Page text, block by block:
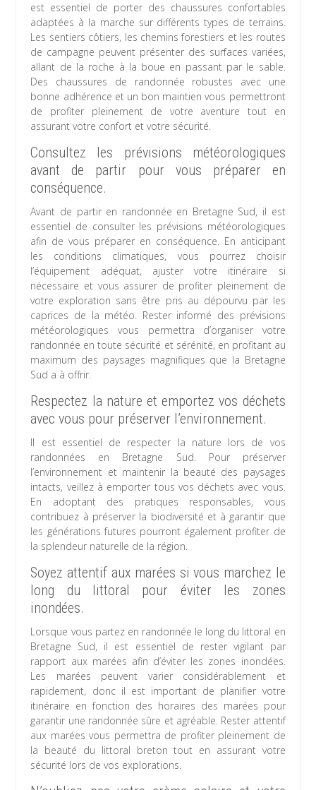
est essentiel de porter des chaussures confortables
adaptées à la marche sur différents types de terrains.
Les sentiers côtiers, les chemins forestiers et les routes
de campagne peuvent présenter des surfaces variées,
allant de la roche à la boue en passant par le sable.
Des chaussures de randonnée robustes avec une
bonne adhérence et un bon maintien vous permettront
de profiter pleinement de votre aventure tout en
assurant votre confort et votre sécurité.
Consultez les prévisions météorologiques
avant de partir pour vous préparer en
conséquence.
Avant de partir en randonnée en Bretagne Sud, il est
essentiel de consulter les prévisions météorologiques
afin de vous préparer en conséquence. En anticipant
les conditions climatiques, vous pourrez choisir
l’équipement adéquat, ajuster votre itinéraire si
nécessaire et vous assurer de profiter pleinement de
votre exploration sans être pris au dépourvu par les
caprices de la météo. Rester informé des prévisions
météorologiques vous permettra d’organiser votre
randonnée en toute sécurité et sérénité, en profitant au
maximum des paysages magnifiques que la Bretagne
Sud a à offrir.
Respectez la nature et emportez vos déchets
avec vous pour préserver l’environnement.
Il est essentiel de respecter la nature lors de vos
randonnées en Bretagne Sud. Pour préserver
l’environnement et maintenir la beauté des paysages
intacts, veillez à emporter tous vos déchets avec vous.
En adoptant des pratiques responsables, vous
contribuez à préserver la biodiversité et à garantir que
les générations futures pourront également profiter de
la splendeur naturelle de la région.
Soyez attentif aux marées si vous marchez le
long du littoral pour éviter les zones
inondées.
Lorsque vous partez en randonnée le long du littoral en
Bretagne Sud, il est essentiel de rester vigilant par
rapport aux marées afin d’éviter les zones inondées.
Les marées peuvent varier considérablement et
rapidement, donc il est important de planifier votre
itinéraire en fonction des horaires des marées pour
garantir une randonnée sûre et agréable. Rester attentif
aux marées vous permettra de profiter pleinement de
la beauté du littoral breton tout en assurant votre
sécurité lors de vos explorations.